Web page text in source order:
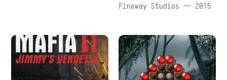
Fineway Studios — 2015